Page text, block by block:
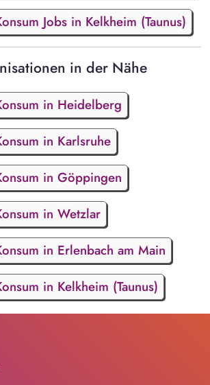
Jobs in Kelkheim (Taunus)
in der Nähe
in Heidelberg
in Karlsruhe
in Göppingen
in Wetzlar
in Erlenbach am Main
in Kelkheim (Taunus)